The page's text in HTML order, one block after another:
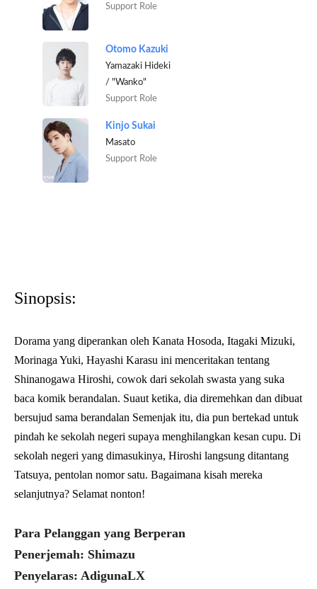
Support Role
Otomo Kazuki
Yamazaki Hideki
/ "Wanko"
Support Role
Kinjo Sukai
Masato
Support Role
Sinopsis:
Dorama yang diperankan oleh Kanata Hosoda, Itagaki Mizuki,
Morinaga Yuki, Hayashi Karasu ini menceritakan tentang
Shinanogawa Hiroshi, cowok dari sekolah swasta yang suka
baca komik berandalan. Suaut ketika, dia diremehkan dan dibuat
bersujud sama berandalan Semenjak itu, dia pun bertekad untuk
pindah ke sekolah negeri supaya menghilangkan kesan cupu. Di
sekolah negeri yang dimasukinya, Hiroshi langsung ditantang
Tatsuya, pentolan nomor satu. Bagaimana kisah mereka
selanjutnya? Selamat nonton!
Para Pelanggan yang Berperan
Penerjemah: Shimazu
Penyelaras: AdigunaLX